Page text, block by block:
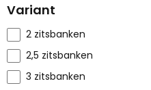
Variant
2 zitsbanken
2,5 zitsbanken
3 zitsbanken